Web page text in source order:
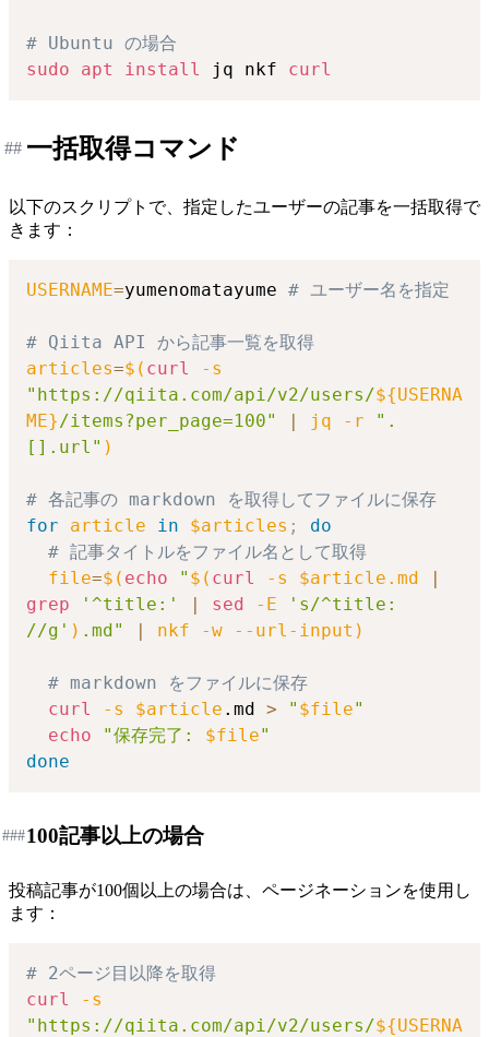
# Ubuntu の場合
sudo
apt install jq nkf curl
一括取得コマンド
##
以下のスクリプトで、指定したユーザーの記事を一括取得で
きます：
USERNAME=yumenomatayume # ユーザー名を指定
# Qiita API から記事一覧を取得
articles=$( curl
-s
"https://qiita.com/api/v2/users/${USERNA
ME}/items?per_page=100" | jq -r
".
[].url" )
# 各記事の markdown を取得してファイルに保存
for
article in $articles ;
do
# 記事タイトルをファイル名として取得
file=$( echo " $( curl -s $article.md
|
grep
'^title:' | sed -E
's/^title:
//g' ) .md" | nkf -w --url-input )
# markdown をファイルに保存
curl
-s $article .md > " $file"
echo
"保存完了: $file"
done
100記事以上の場合
###
投稿記事が100個以上の場合は、ページネーションを使用し
ます：
# 2ページ目以降を取得
curl
-s
"https://qiita.com/api/v2/users/${USERNA